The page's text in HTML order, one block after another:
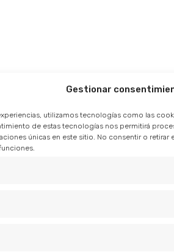
Gestionar
utilizamos tecnologías como las
de estas tecnologías nos permitirá
únicas en este sitio. No consentir o